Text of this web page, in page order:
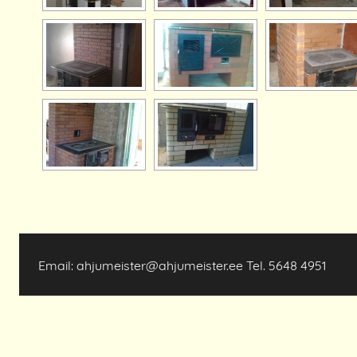
Email: ahjumeister@ahjumeister.ee Tel. 5648 4951